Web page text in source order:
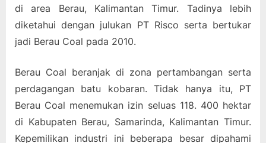
di area Berau, Kalimantan Timur. Tadinya lebih
diketahui dengan julukan PT Risco serta bertukar
jadi Berau Coal pada 2010.
Berau Coal beranjak di zona pertambangan serta
perdagangan batu kobaran. Tidak hanya itu, PT
Berau Coal menemukan izin seluas 118. 400 hektar
di Kabupaten Berau, Samarinda, Kalimantan Timur.
Kepemilikan industri ini beberapa besar dipahami